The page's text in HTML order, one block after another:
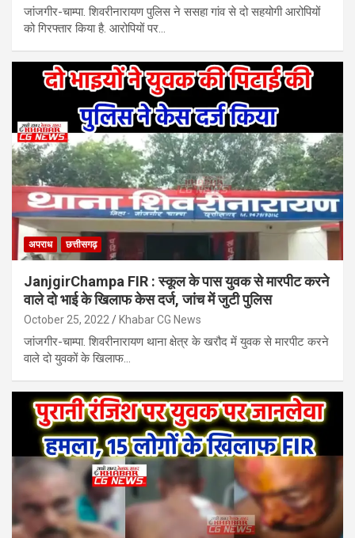
जांजगीर-चाम्पा. शिवरीनारायण पुलिस ने ससहा गांव से दो सहयोगी आरोपियों
को गिरफ्तार किया है. आरोपियों पर…
अपराध छत्तीसगढ़
JanjgirChampa FIR : स्कूल के पास युवक से मारपीट करने
वाले दो भाई के खिलाफ केस दर्ज, जांच में जुटी पुलिस
October 25, 2022 Khabar CG News
जांजगीर-चाम्पा. शिवरीनारायण थाना क्षेत्र के खरौद में युवक से मारपीट करने
वाले दो युवकों के खिलाफ…